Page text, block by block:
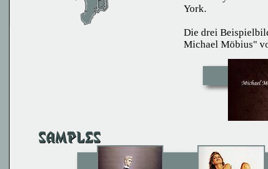
York.
Die drei
Michael Möbius"